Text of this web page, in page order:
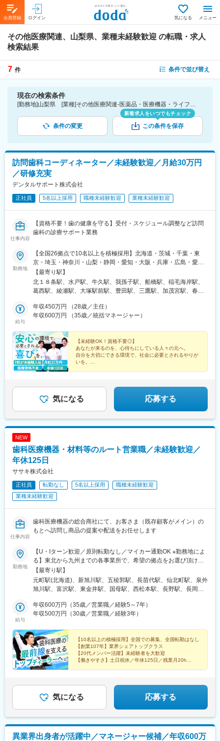
会員登録 ログイン 気になる メニュー
その他医療関連、山梨県、業種未経験歓迎 の転職・求人
検索結果
7 件 条件で並び替え
現在の検索条件
[勤務地]山梨県 [業種]その他医療関連-医薬品・医療機器・ライフサイエンス・医療系サービス [こだわり条件ピックアップ]業種未経験歓迎 [詳細条件](募集・採用情報)業種未経験歓迎
条件の変更
新着求人をいつでもチェック
この条件を保存
訪問歯科コーディネーター／未経験歓迎／月給30万円
／研修充実
デンタルサポート株式会社
正社員 5名以上採用 職種未経験歓迎 業種未経験歓迎
仕事内容
【資格不要！歯の健康を守る】受付・スケジュール調整など訪問
歯科の診療サポート業務
勤務地
【全国26拠点で10名以上を積極採用】北海道・茨城・千葉・東
京・埼玉・神奈川・山梨・静岡・愛知・大阪・兵庫・広島・愛
媛・福岡のいずれかの事業所勤務となります。▼募集事業所一覧
★マークの事業所は積極採用中！北海道：札幌事業所（★）茨城
県：水戸事業所（★）／牛久事業所（★）千葉県：柏事業所
／花畑事業所／大塚事業所（★）／八王子事業所／三鷹事業所
（★）埼玉県：大宮事業所／春日部事業所／羽生事業所（★）神
岡県：静岡営業所（★）愛知県：知立事業所大阪府：新大阪事業
所（★）／高槻事業所兵庫県：明石事業所広島県：広島事業所
（★）愛媛県：松山事業所（★）福岡県：福岡事業所／小倉事業
所（★）※受動喫煙防止対策：屋内全面禁煙★全国で10名以上の
採用です！★勤務地は希望を十分考慮の上、決定します。★他の
的なキャリアにぜひ活かしてください！
【最寄り駅】
北１８条駅、水戸駅、牛久駅、我孫子駅、船橋駅、稲毛海岸駅、
葛西駅、綾瀬駅、大塚駅前駅、豊田駅、三鷹駅、加茂宮駅、春日
代県庁口駅、香春口三萩野駅、土橋駅(愛媛県)、横川駅(広島県)、
東三国駅、高槻駅、明石駅、北１２条駅、京成船橋駅、大塚駅(東
駅、高槻市駅、山陽明石駅、東海神駅、巣鴨駅、京急川崎駅、横
川一丁目駅、西新町駅
給与
年収450万円 （28歳／主任）
年収600万円 （35歳／統括マネージャー）
【未経験OK！資格不要◎】
あなたが来るのを、心待ちにしている人々の元へ。
自分を大切にできる環境で、社会に必要とされるやりが
いを。
★全国同時募集＆10名以上採用
気になる 応募する
NEW
歯科医療機器・材料等のルート営業職／未経験歓迎／
年休125日
ササキ株式会社
正社員 転勤なし 5名以上採用
職種未経験歓迎
業種未経験歓迎
仕事内容
歯科医療機器の総合商社にて、お客さま（既存顧客がメイン）の
もとへ訪問し商品の提案や配送をお任せします
勤務地
【U・Iターン歓迎／原則転勤なし／マイカー通勤OK ※勤務地によ
る】東北から九州までの各事業所で、希望の拠点をお選び頂けま
す！＜北海道エリア＞■札幌支店■旭川店■函館店＜東北エリア＞■
八戸店■盛岡支店■秋田店■仙台支店■山形営業所＜北陸エリア＞■
甲府支店■松本支店■長野店■長岡店＜首都圏エリア＞■東京支店■
玉鴻巣店■厚木支店■横浜支店■高崎営業所■情報機器開発営業部
（八王子支店内）＜東海エリア＞■岡崎支店■浜松支店■岐阜支店■
路店＜九州エリア＞■鹿児島支店■熊本店■沖縄店【本社】〒440-
8518 愛知県豊橋市八町通5-7☆豊橋駅より豊橋鉄道市内線乗車
『豊橋公園前下車』徒歩5分※敷地内喫煙可能場所あり
【最寄り駅】
元町駅(北海道)、新旭川駅、五稜郭駅、長苗代駅、仙北町駅、泉外
旭川駅、富沢駅、東金井駅、国母駅、西松本駅、長野駅、長岡
葉キャンパス駅、北与野駅、鴻巣駅、本厚木駅、伊勢佐木長者町
駅、高崎駅、京王八王子駅、美合駅、助信駅、西岐阜駅、久居
駅、神水交差点駅、美栄橋駅、日の出駅(東京都)、湯島駅、石川町
駅、八王子駅、ドーム前千代崎駅、騎射場駅、健軍校前駅、御茶
ノ水駅、関内駅、九条駅(大阪府)、二中通駅、八丁馬場駅
給与
年収600万円（35歳／営業職／経験5～7年）
年収500万円（30歳／営業職／経験3年）
【10名以上の積極採用】全国での募集、全国転勤はなし
【創業107年】業界シェアトップクラス
【20代メンバー活躍】未経験者を大歓迎
【働きやすさ】土日祝休／年休125日／残業月20h
気になる 応募する
異業界出身者が活躍中／マネージャー候補／年収600万